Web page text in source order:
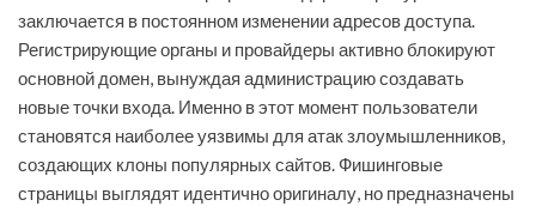
заключается в постоянном изменении адресов доступа.
Регистрирующие органы и провайдеры активно блокируют
основной домен, вынуждая администрацию создавать
новые точки входа. Именно в этот момент пользователи
становятся наиболее уязвимы для атак злоумышленников,
создающих клоны популярных сайтов. Фишинговые
страницы выглядят идентично оригиналу, но предназначены